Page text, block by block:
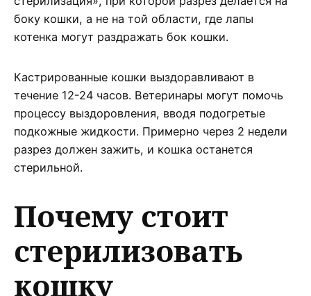
боку кошки, а не на той области, где лапы
котенка могут раздражать бок кошки.
Кастрированные кошки выздоравливают в
течение 12-24 часов. Ветеринары могут помочь
процессу выздоровления, вводя подогретые
подкожные жидкости. Примерно через 2 недели
разрез должен зажить, и кошка останется
стерильной.
Почему стоит
стерилизовать
кошку